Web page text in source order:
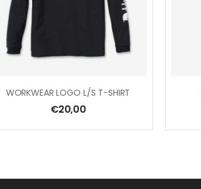
WORKWEAR LOGO L/S T-SHIRT
€20,00